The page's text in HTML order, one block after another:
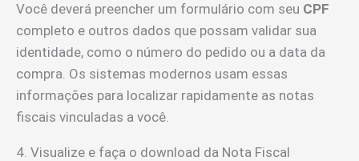
Você deverá preencher um formulário com seu CPF
completo e outros dados que possam validar sua
identidade, como o número do pedido ou a data da
compra. Os sistemas modernos usam essas
informações para localizar rapidamente as notas
fiscais vinculadas a você.
4. Visualize e faça o download da Nota Fiscal